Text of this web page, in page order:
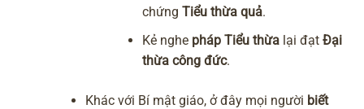
chứng Tiểu thừa quả.
Kẻ nghe pháp Tiểu thừalại đạt Đại
thừa công đức.
Khác với Bí mật giáo, ở đây mọi người biết